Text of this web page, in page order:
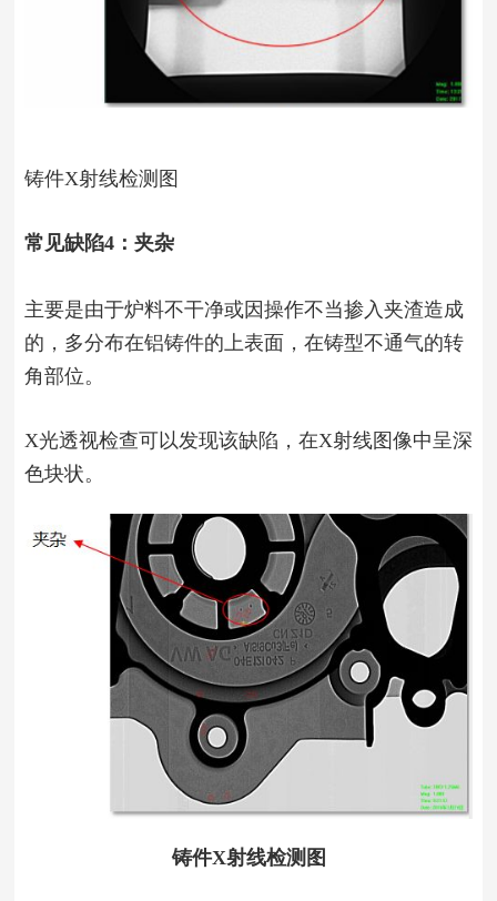
铸件X射线检测图
常见缺陷4：夹杂
主要是由于炉料不干净或因操作不当掺入夹渣造成
的，多分布在铝铸件的上表面，在铸型不通气的转
角部位。
X光透视检查可以发现该缺陷，在X射线图像中呈深
色块状。
铸件X射线检测图